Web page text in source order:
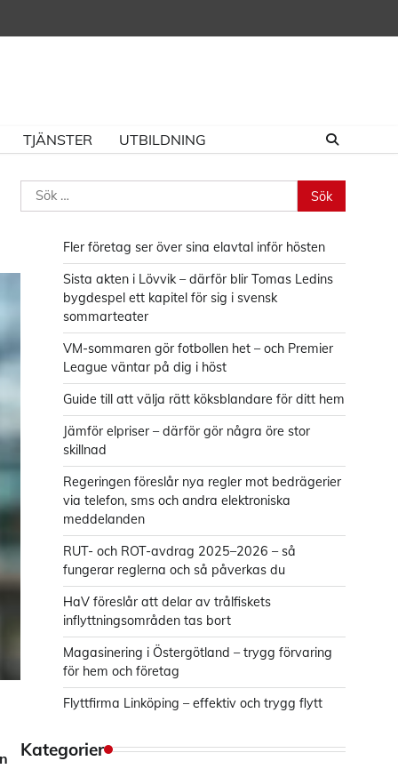
TJÄNSTER UTBILDNING
Sök
efter:
Fler företag ser över sina elavtal inför hösten
Sista akten i Lövvik – därför blir Tomas Ledins
bygdespel ett kapitel för sig i svensk
sommarteater
VM-sommaren gör fotbollen het – och Premier
League väntar på dig i höst
Guide till att välja rätt köksblandare för ditt hem
Jämför elpriser – därför gör några öre stor
skillnad
Regeringen föreslår nya regler mot bedrägerier
via telefon, sms och andra elektroniska
meddelanden
RUT- och ROT-avdrag 2025–2026 – så
fungerar reglerna och så påverkas du
HaV föreslår att delar av trålfiskets
inflyttningsområden tas bort
Magasinering i Östergötland – trygg förvaring
för hem och företag
Flyttfirma Linköping – effektiv och trygg flytt
Kategorier